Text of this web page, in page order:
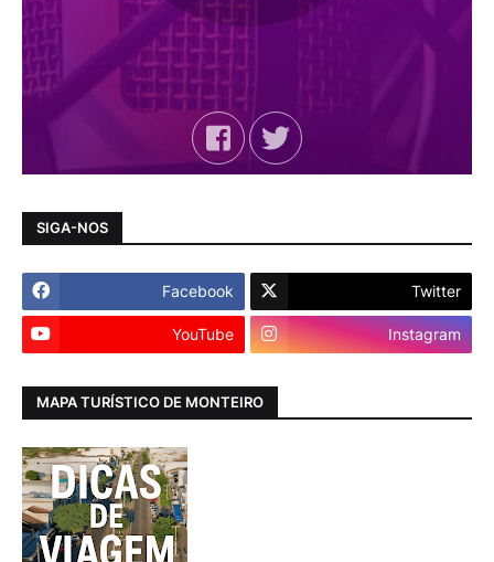
SIGA-NOS
Facebook Twitter
YouTube Instagram
MAPA TURÍSTICO DE MONTEIRO